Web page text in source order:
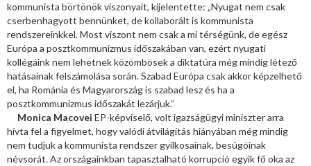
kommunista börtönök viszonyait, kijelentette: „Nyugat nem csak
cserbenhagyott bennünket, de kollaborált is kommunista
rendszereinkkel. Most viszont nem csak a mi térségünk, de egész
Európa a posztkommunizmus időszakában van, ezért nyugati
kollégáink nem lehetnek közömbösek a diktatúra még mindig létező
hatásainak felszámolása során. Szabad Európa csak akkor képzelhető
el, ha Románia és Magyarország is szabad lesz és ha a
posztkommunizmus időszakát lezárjuk.”
Monica Macovei EP-képviselő, volt igazságügyi miniszter arra
hívta fel a figyelmet, hogy valódi átvilágítás hiányában még mindig
nem tudjuk a kommunista rendszer gyilkosainak, besúgóinak
névsorát. Az országainkban tapasztalható korrupció egyik fő oka az